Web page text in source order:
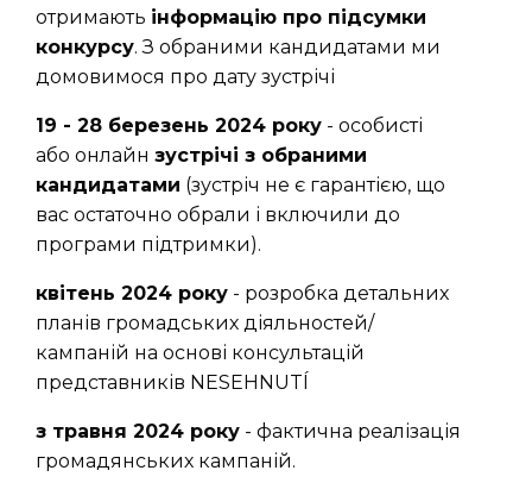
отримають інформацію про підсумки
конкурсу. З обраними кандидатами ми
домовимося про дату зустрічі
19 - 28 березень 2024 року - особисті
або онлайн зустрічі з обраними
кандидатами (зустріч не є гарантією, що
вас остаточно обрали і включили до
програми підтримки).
квітень 2024 року - розробка детальних
планів громадських діяльностей/
кампаній на основі консультацій
представників NESEHNUTÍ
з травня 2024 року - фактична реалізація
громадянських кампаній.